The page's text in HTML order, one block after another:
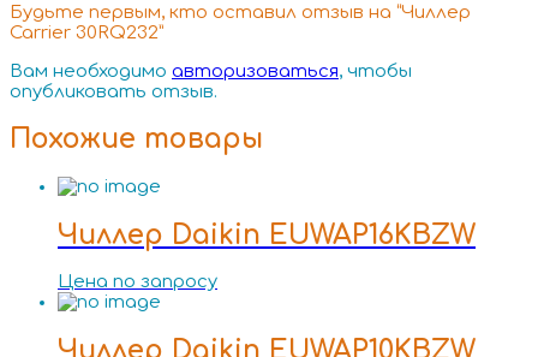
Будьте первым, кто оставил отзыв на “Чиллер
Carrier 30RQ232”
Вам необходимо авторизоваться, чтобы
опубликовать отзыв.
Похожие товары
Чиллер Daikin EUWAP16KBZW
Цена по запросу
Чиллер Daikin EUWAP10KBZW